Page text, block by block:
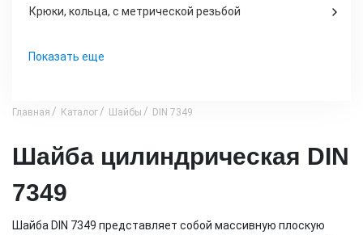
Крюки, кольца, с метрической резьбой
Показать еще
Главная Каталог Шайбы DIN 7349
Шайба цилиндрическая DIN
7349
Шайба DIN 7349 представляет собой массивную плоскую